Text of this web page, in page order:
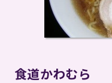
食道かわむら